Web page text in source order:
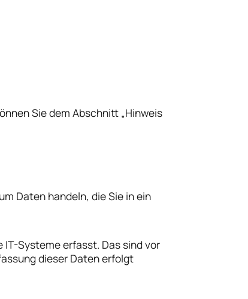
Sie dem Abschnitt „Hinweis
Daten handeln, die Sie in ein
Systeme erfasst. Das sind vor
dieser Daten erfolgt